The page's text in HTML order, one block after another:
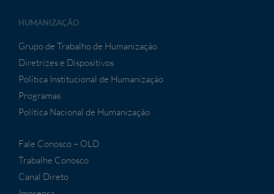
HUMANIZAÇÃO
Grupo de Trabalho de Humanização
Diretrizes e Dispositivos
Política Institucional de Humanização
Programas
Política Nacional de Humanização
Fale Conosco – OLD
Trabalhe Conosco
Canal Direto